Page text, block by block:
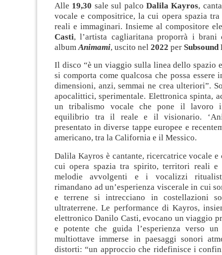
Alle 19,30 sale sul palco Dalila Kayros,
vocale e compositrice, la cui opera spazia
reali e immaginari. Insieme al compositore
Casti, l’artista cagliaritana proporrà i
albumAnimami, uscito nel 2022 per Subsound
Il disco “è un viaggio sulla linea dello spazio
si comporta come qualcosa che possa essere
dimensioni, anzi, semmai ne crea ulteriori”.
apocalittici, sperimentale. Elettronica spinta,
un tribalismo vocale che pone il lavoro
equilibrio tra il reale e il visionario.
presentato in diverse tappe europee e
americano, tra la California e il Messico.
Dalila Kayros è cantante, ricercatrice vocale e
cui opera spazia tra spirito, territori reali e
melodie avvolgenti e i vocalizzi
rimandano ad un’esperienza viscerale in cui
e terrene si intrecciano in costellazioni
ultraterrene. Le performance di Kayros,
elettronico Danilo Casti, evocano un viaggio
e potente che guida l’esperienza verso
multiottave immerse in paesaggi sonori
distorti: “un approccio che ridefinisce i